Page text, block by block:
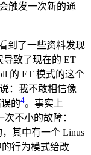
触发一次新的通
到了一些资料发现
导致了现在的 ET
的 ET 模式的这个
：我不敢相信像
的4。事实上
不小的故障：
其中有一个 Linus
的行为模式给改